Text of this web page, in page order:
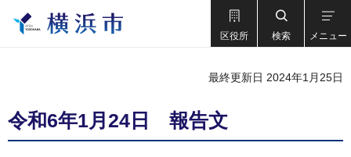
区役所 検索 メニュー
最終更新日 2024年1月25日
令和6年1月24日 報告文